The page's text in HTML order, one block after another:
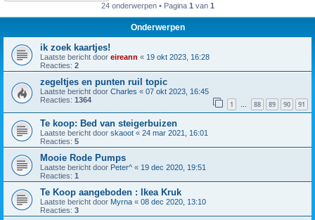
24 onderwerpen • Pagina 1 van 1
Onderwerpen
ik zoek kaartjes!
Laatste bericht door eireann « 19 okt 2023, 16:28
Reacties: 2
zegeltjes en punten ruil topic
Laatste bericht door Charles « 07 okt 2023, 16:45
Reacties: 1364 1 … 88 89 90 91
Te koop: Bed van steigerbuizen
Laatste bericht door skaoot « 24 mar 2021, 16:01
Reacties: 5
Mooie Rode Pumps
Laatste bericht door Peter^ « 19 dec 2020, 19:51
Reacties: 1
Te Koop aangeboden : Ikea Kruk
Laatste bericht door Myrna « 08 dec 2020, 13:10
Reacties: 3